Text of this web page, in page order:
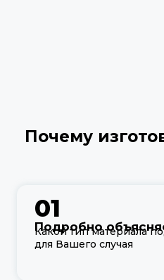
Почему
01
Подробно
Какой тип материала
для Вашего случая